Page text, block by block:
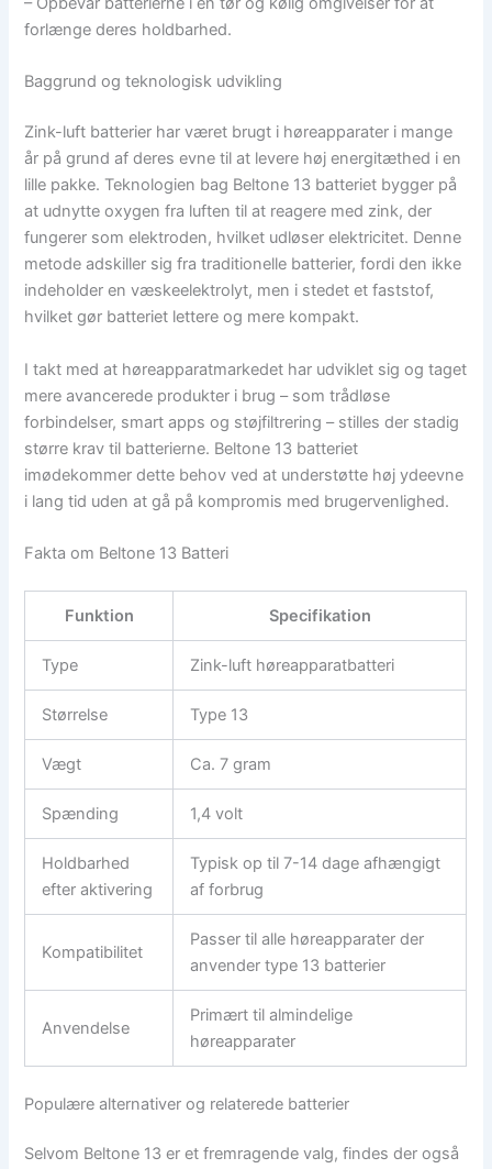
forlænge deres holdbarhed.
Baggrund og teknologisk udvikling
Zink-luft batterier har været brugt i høreapparater i mange
år på grund af deres evne til at levere høj energitæthed i en
lille pakke. Teknologien bag Beltone 13 batteriet bygger på
at udnytte oxygen fra luften til at reagere med zink, der
fungerer som elektroden, hvilket udløser elektricitet. Denne
metode adskiller sig fra traditionelle batterier, fordi den ikke
indeholder en væskeelektrolyt, men i stedet et faststof,
hvilket gør batteriet lettere og mere kompakt.
I takt med at høreapparatmarkedet har udviklet sig og taget
mere avancerede produkter i brug – som trådløse
forbindelser, smart apps og støjfiltrering – stilles der stadig
større krav til batterierne. Beltone 13 batteriet
imødekommer dette behov ved at understøtte høj ydeevne
i lang tid uden at gå på kompromis med brugervenlighed.
Fakta om Beltone 13 Batteri
Funktion Specifikation
Type Zink-luft høreapparatbatteri
Størrelse Type 13
Vægt Ca. 7 gram
Spænding 1,4 volt
Holdbarhed
efter aktivering
Typisk op til 7-14 dage afhængigt
af forbrug
Kompatibilitet
Passer til alle høreapparater der
anvender type 13 batterier
Anvendelse
Primært til almindelige
høreapparater
Populære alternativer og relaterede batterier
Selvom Beltone 13 er et fremragende valg, findes der også